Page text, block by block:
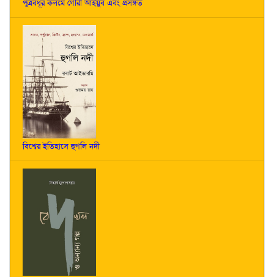
পুত্রবধূর কলমে গৌরী আইয়ুব এবং প্রসঙ্গত
বিশ্বের ইতিহাসে হুগলি নদী